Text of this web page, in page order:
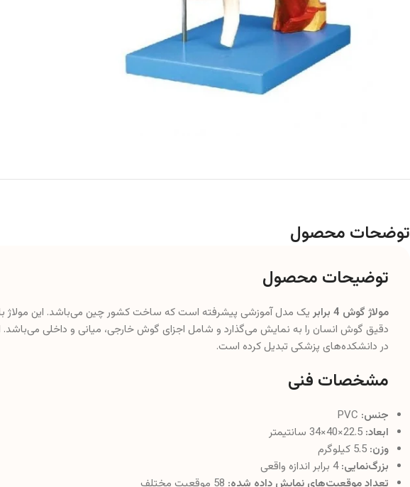
توضحات محصول
توضیحات محصول
مولاژ گوش 4 برابر
یک مدل آموزشی پیشرفته است که ساخت کشور چین می‌باشد. این مولاژ با
دقیق گوش انسان را به نمایش می‌گذارد و شامل اجزای گوش خارجی، میانی و داخلی می‌باشد. این
در دانشکده‌های پزشکی تبدیل کرده است.
مشخصات فنی
جنس:
ابعاد:
وزن:
بزرگ‌نمایی:4 برابر اندازه واقعی
تعداد موقعیت‌های نمایش داده شده: